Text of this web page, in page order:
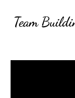
Team